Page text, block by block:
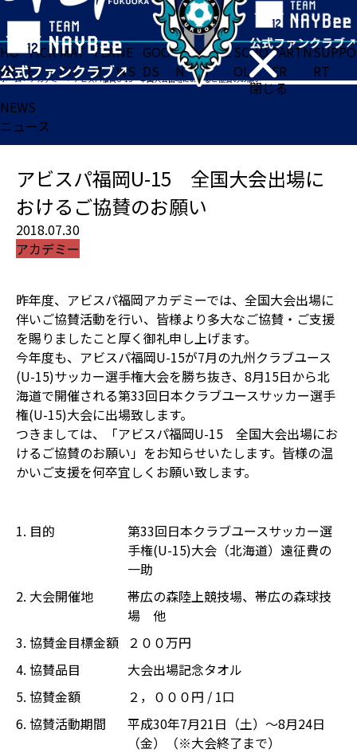
閉じる
HO
ME
TICK
ET
MAT
CH
TEA
M
NE
WS
GOO
DS
FA
N
ACADE
MY
SCHO
OL
PARTN
ER
SUPPO
RT
ホーム>アカデミー>アビスパ福岡U-15 全国大会出場におけるご協賛のお願い
NEWS
ニュース
アビスパ福岡U-15 全国大会出場に
おけるご協賛のお願い
2018.07.30
アカデミー
昨年度、アビスパ福岡アカデミーでは、全国大会出場に
伴いご協賛活動を行い、皆様より多大なご協賛・ご支援
を賜りましたこと厚く御礼申し上げます。
今年度も、アビスパ福岡U-15が7月の九州クラブユース
(U-15)サッカー選手権大会を勝ち抜き、8月15日から北
海道で開催される第33回日本クラブユースサッカー選手
権(U-15)大会に出場致します。
つきましては、「アビスパ福岡U-15 全国大会出場にお
けるご協賛のお願い」をお知らせいたします。皆様の温
かいご支援を何卒宜しくお願い致します。
1. 目的
第33回日本クラブユースサッカー選
手権(U-15)大会（北海道）遠征費の
一助
2. 大会開催地
帯広の森陸上競技場、帯広の森球技
場 他
3. 協賛金目標金額 ２００万円
4. 協賛品目
大会出場記念タオル
5. 協賛金額
２，０００円 / 1口
6. 協賛活動期間
平成30年7月21日（土）〜8月24日
（金）（※大会終了まで）